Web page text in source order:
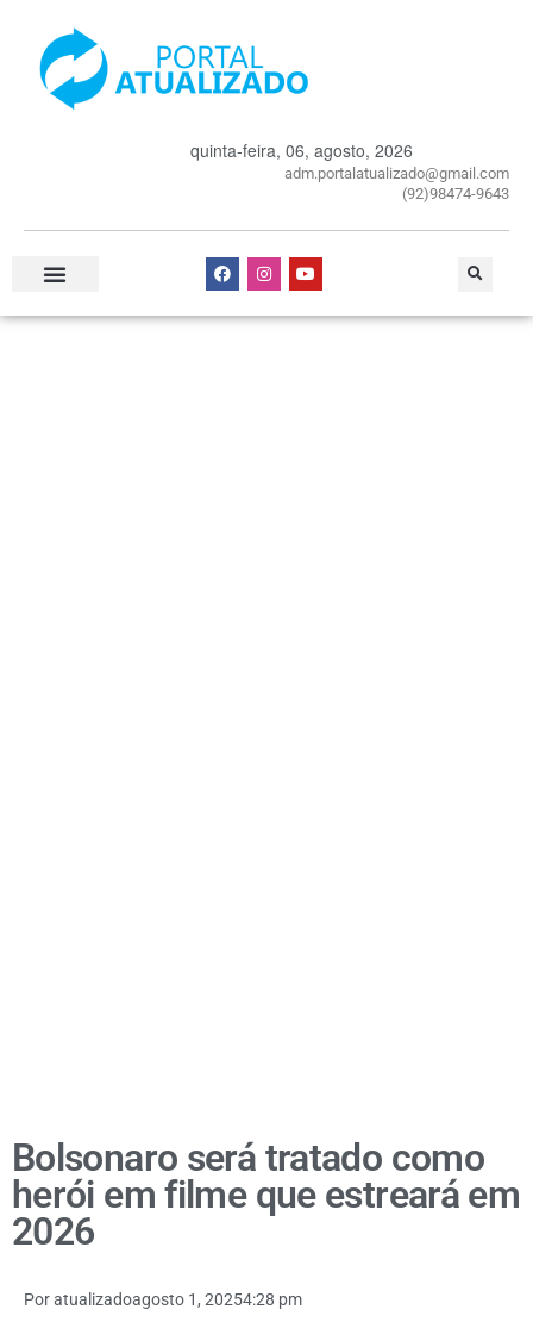
quinta-feira, 06, agosto, 2026
adm.portalatualizado@gmail.com
(92)98474-9643
Bolsonaro será tratado como
herói em filme que estreará em
2026
Poratualizadoagosto 1, 20254:28 pm